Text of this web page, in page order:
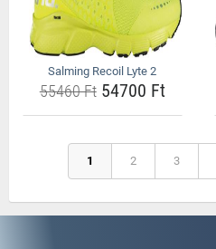
Salming Recoil Lyte 2
55460 Ft54700 Ft
1 2 3